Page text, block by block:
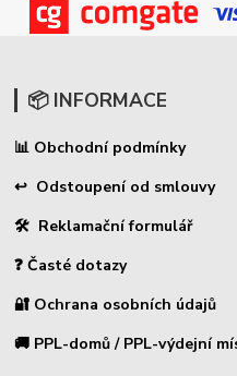
📦 INFORMACE
📊 Obchodní podmínky
↩ Odstoupení od smlouvy
🛠 Reklamační formulář
❓ Časté dotazy
🔐 Ochrana osobních údajů
🚚 PPL-domů / PPL-výdejní